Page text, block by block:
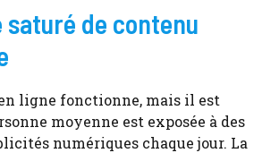
saturé de contenu
ligne fonctionne, mais il est
moyenne est exposée à des
numériques chaque jour. La